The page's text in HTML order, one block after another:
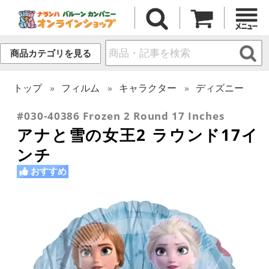
商品カテゴリを見る
トップ フィルム キャラクター ディズニー
#030-40386 Frozen 2 Round 17 Inches
アナと雪の女王2 ラウンド17イ
ンチ
おすすめ